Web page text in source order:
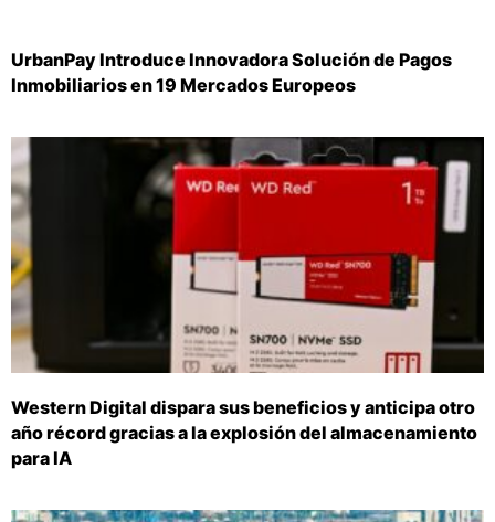
UrbanPay Introduce Innovadora Solución de Pagos
Inmobiliarios en 19 Mercados Europeos
Western Digital dispara sus beneficios y anticipa otro
año récord gracias a la explosión del almacenamiento
para IA